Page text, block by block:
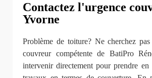
Contactez l'urgence
Yvorne
Problème de toiture? Ne cherchez
couvreur compétente de BatiPro
intervenir directement pour prendre en